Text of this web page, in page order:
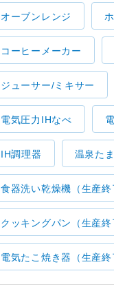
オーブンレンジ
コーヒーメーカー
ジューサー/ミキサー
電気圧力IHなべ
IH調理器 温泉た
食器洗い乾燥機（生産終
クッキングパン（生産終
電気たこ焼き器（生産終